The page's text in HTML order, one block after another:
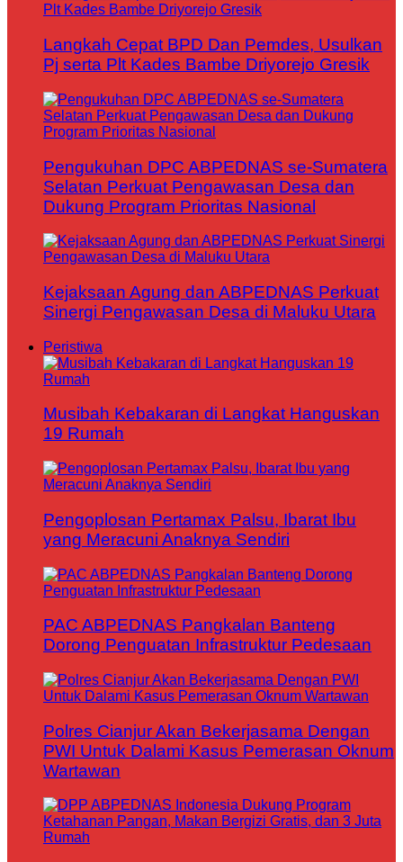
Langkah Cepat BPD Dan Pemdes, Usulkan
Pj serta Plt Kades Bambe Driyorejo Gresik
Pengukuhan DPC ABPEDNAS se-Sumatera
Selatan Perkuat Pengawasan Desa dan
Dukung Program Prioritas Nasional
Kejaksaan Agung dan ABPEDNAS Perkuat
Sinergi Pengawasan Desa di Maluku Utara
Peristiwa
Musibah Kebakaran di Langkat Hanguskan
19 Rumah
Pengoplosan Pertamax Palsu, Ibarat Ibu
yang Meracuni Anaknya Sendiri
PAC ABPEDNAS Pangkalan Banteng
Dorong Penguatan Infrastruktur Pedesaan
Polres Cianjur Akan Bekerjasama Dengan
PWI Untuk Dalami Kasus Pemerasan Oknum
Wartawan